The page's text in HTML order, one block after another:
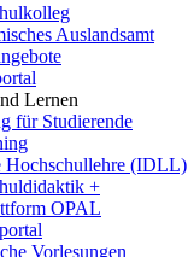
Auslandsamt
Lernen
für Studierende
Hochschullehre (IDLL)
+
OPAL
Vorlesungen